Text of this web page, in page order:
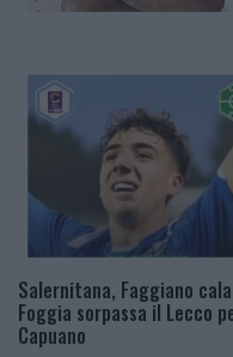
Salernitana, Faggiano
Foggia sorpassa il Lecco
Capuano